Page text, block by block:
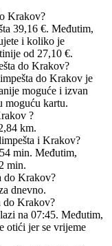
Krakov?
39,16 €. Međutim,
i koliko je
od 27,10 €.
do Krakov?
do Krakov je
moguće i izvan
moguću kartu.
?
km.
i Krakov?
min. Međutim,
min.
do Krakov?
dnevno.
do Krakov?
na 07:45. Međutim,
otići jer se vrijeme